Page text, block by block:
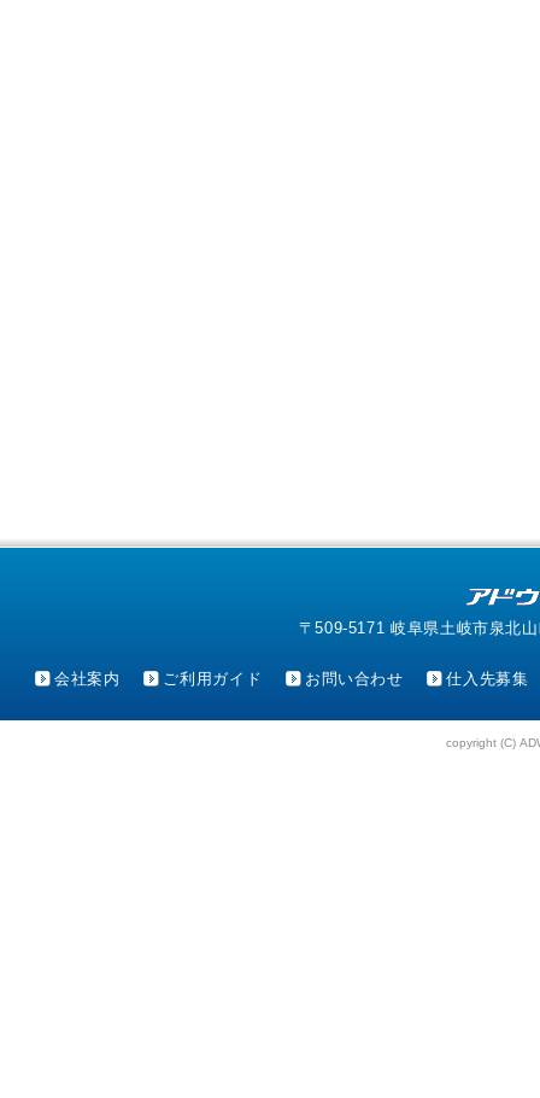
〒509-5171 岐阜県土岐市泉北
会社案内 ご利用ガイド お問い合わせ 仕入先募集
copyright (C)